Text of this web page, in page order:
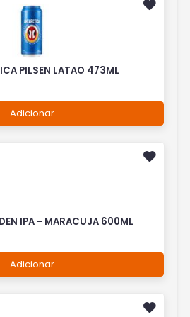
PILSEN LATAO 473ML
Adicionar
IPA - MARACUJA 600ML
Adicionar